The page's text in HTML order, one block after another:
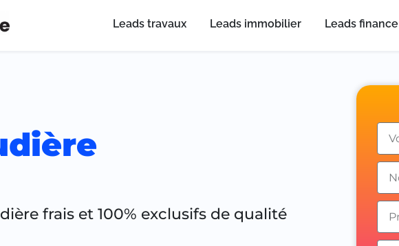
Leads travaux Leads immobilier Leads finance
frais et 100% exclusifs de qualité